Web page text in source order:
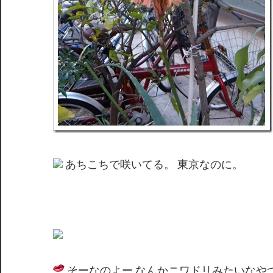
あちこちで咲いてる。 東京なのに。